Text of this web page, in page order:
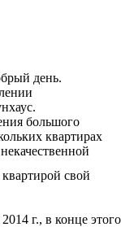
день.
большого
квартирах
свой
г., в конце этого